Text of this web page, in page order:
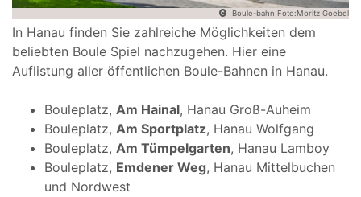
Boule-bahn Foto:Moritz Goebel
In Hanau finden Sie zahlreiche Möglichkeiten dem
beliebten Boule Spiel nachzugehen. Hier eine
Auflistung aller öffentlichen Boule-Bahnen in Hanau.
Bouleplatz, Am Hainal, Hanau Groß-Auheim
Bouleplatz, Am Sportplatz, Hanau Wolfgang
Bouleplatz, Am Tümpelgarten, Hanau Lamboy
Bouleplatz, Emdener Weg, Hanau Mittelbuchen
und Nordwest